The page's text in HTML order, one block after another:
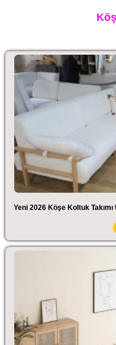
Yeni 2026 Köşe Koltuk